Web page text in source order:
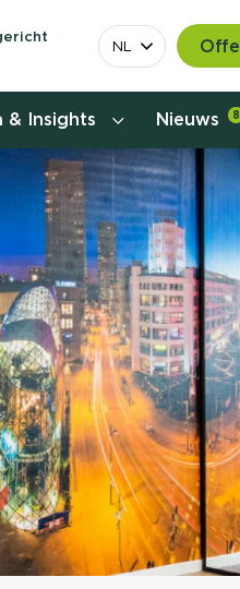
NL
Relevantere
customer
brengen.
Stefan Klomp
Client Consultant
& Insights Nieuws 8